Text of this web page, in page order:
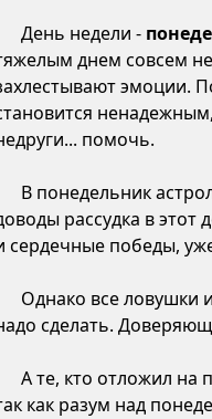
День недели -
днем совсем
эмоции.
помочь.
В понедельник
рассудка в этот
сердечные победы,
Однако все ловушки
сделать.
А те, кто отложил на
как разум над